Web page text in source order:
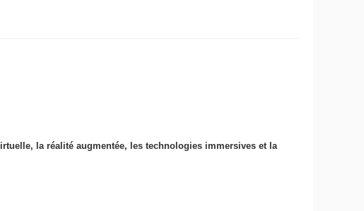
la réalité augmentée, les technologies immersives et la